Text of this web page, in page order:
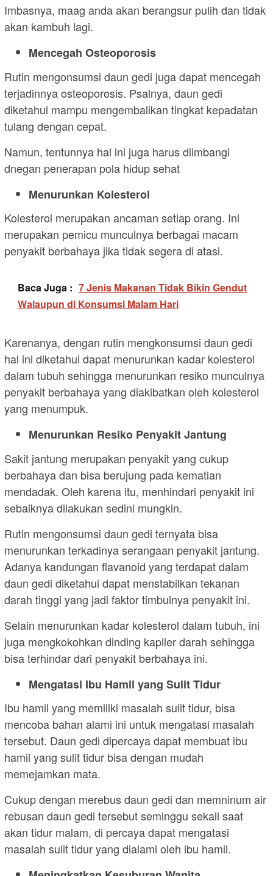
Imbasnya, maag anda akan berangsur pulih dan tidak
akan kambuh lagi.
Mencegah Osteoporosis
Rutin mengonsumsi daun gedi juga dapat mencegah
terjadinnya osteoporosis. Psalnya, daun gedi
diketahui mampu mengembalikan tingkat kepadatan
tulang dengan cepat.
Namun, tentunnya hal ini juga harus diimbangi
dnegan penerapan pola hidup sehat
Menurunkan Kolesterol
Kolesterol merupakan ancaman setiap orang. Ini
merupakan pemicu munculnya berbagai macam
penyakit berbahaya jika tidak segera di atasi.
Baca Juga : 7 Jenis Makanan Tidak Bikin Gendut
Walaupun di Konsumsi Malam Hari
Karenanya, dengan rutin mengkonsumsi daun gedi
hal ini diketahui dapat menurunkan kadar kolesterol
dalam tubuh sehingga menurunkan resiko munculnya
penyakit berbahaya yang diakibatkan oleh kolesterol
yang menumpuk.
Menurunkan Resiko Penyakit Jantung
Sakit jantung merupakan penyakit yang cukup
berbahaya dan bisa berujung pada kematian
mendadak. Oleh karena itu, menhindari penyakit ini
sebaiknya dilakukan sedini mungkin.
Rutin mengonsumsi daun gedi ternyata bisa
menurunkan terkadinya serangaan penyakit jantung.
Adanya kandungan flavanoid yang terdapat dalam
daun gedi diketahui dapat menstabilkan tekanan
darah tinggi yang jadi faktor timbulnya penyakit ini.
Selain menurunkan kadar kolesterol dalam tubuh, ini
juga mengkokohkan dinding kapiler darah sehingga
bisa terhindar dari penyakit berbahaya ini.
Mengatasi Ibu Hamil yang Sulit Tidur
Ibu hamil yang memiliki masalah sulit tidur, bisa
mencoba bahan alami ini untuk mengatasi masalah
tersebut. Daun gedi dipercaya dapat membuat ibu
hamil yang sulit tidur bisa dengan mudah
memejamkan mata.
Cukup dengan merebus daun gedi dan memninum air
rebusan daun gedi tersebut seminggu sekali saat
akan tidur malam, di percaya dapat mengatasi
masalah sulit tidur yang dialami oleh ibu hamil.